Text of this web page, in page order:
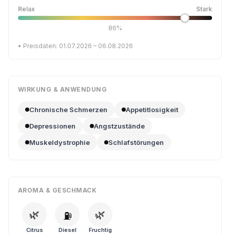
Relax Stark
86%
• Preisdaten: 01.07.2026 – 06.08.2026
WIRKUNG & ANWENDUNG
Chronische Schmerzen
Appetitlosigkeit
Depressionen
Angstzustände
Muskeldystrophie
Schlafstörungen
AROMA & GESCHMACK
🌿
Citrus
⛽
Diesel
🌿
Fruchtig